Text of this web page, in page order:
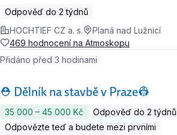
Odpověď do 2 týdnů
HOCHTIEF CZ a. s.
Planá nad Lužnicí
469 hodnocení na Atmoskopu
⛑ Dělník na stavbě v Praze👷
Přidáno před 3 hodinami
35 000 ‍–‍ 45 000 Kč
Odpověď do 2 týdnů
Odpovězte teď a budete mezi prvními